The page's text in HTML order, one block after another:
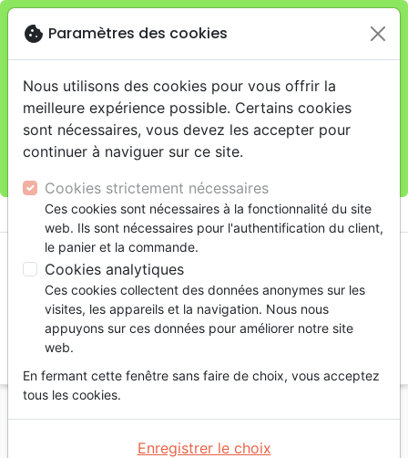
Je veux retirer ma commande au 11 rue de Rive,
Genèveclose
warningCette boutique en ligne est limitée au retrait en
magasin.
Pour les livraisons à domicile, veuillez passer vos
commandes sur la boutique La Maison de la Bible
shopping_cart
Accueil Bibles
Portions
Allemand, NGÜ AT - 1-2 Samuel - Broché
cookie Paramètres des cookies
Nous utilisons des cookies pour vous offrir la
meilleure expérience possible. Certains cookies
sont nécessaires, vous devez les accepter pour
continuer à naviguer sur ce site.
Cookies strictement nécessaires
Ces cookies sont nécessaires à la fonctionnalité du site
web. Ils sont nécessaires pour l'authentification du client,
le panier et la commande.
Cookies analytiques
Ces cookies collectent des données anonymes sur les
visites, les appareils et la navigation. Nous nous
appuyons sur ces données pour améliorer notre site
web.
En fermant cette fenêtre sans faire de choix, vous acceptez
tous les cookies.
Enregistrer le choix